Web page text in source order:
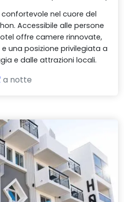
nel cuore del
Accessibile alle persone
offre camere rinnovate,
una posizione privilegiata a
e dalle attrazioni locali.
a notte